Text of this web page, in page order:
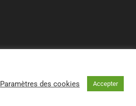
Paramètres des cookies Accepter